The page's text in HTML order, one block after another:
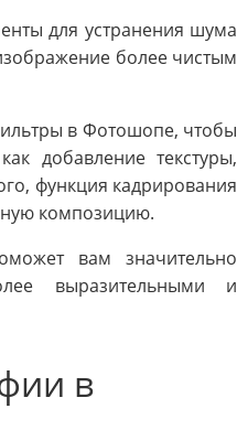
для устранения шума
более чистым
в Фотошопе, чтобы
добавление текстуры,
функция кадрирования
композицию.
вам значительно
выразительными и
в